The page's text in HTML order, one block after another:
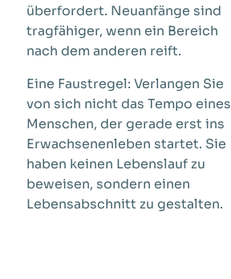
überfordert. Neuanfänge sind
tragfähiger, wenn ein Bereich
nach dem anderen reift.
Eine Faustregel: Verlangen Sie
von sich nicht das Tempo eines
Menschen, der gerade erst ins
Erwachsenenleben startet. Sie
haben keinen Lebenslauf zu
beweisen, sondern einen
Lebensabschnitt zu gestalten.